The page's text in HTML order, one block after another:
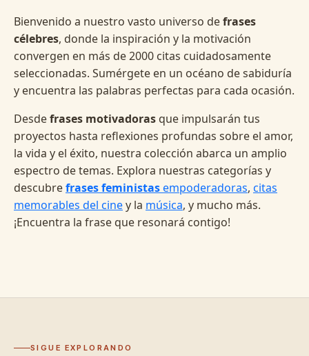
Bienvenido a nuestro vasto universo defrases
célebres, donde la inspiración y la motivación
convergen en más de 2000 citas cuidadosamente
seleccionadas. Sumérgete en un océano de sabiduría
y encuentra las palabras perfectas para cada ocasión.
Desdefrases motivadoras que impulsarán tus
proyectos hasta reflexiones profundas sobre el amor,
la vida y el éxito, nuestra colección abarca un amplio
espectro de temas. Explora nuestras categorías y
descubrefrases feministasempoderadoras, citas
memorables del ciney la música, y mucho más.
¡Encuentra la frase que resonará contigo!
SIGUE EXPLORANDO